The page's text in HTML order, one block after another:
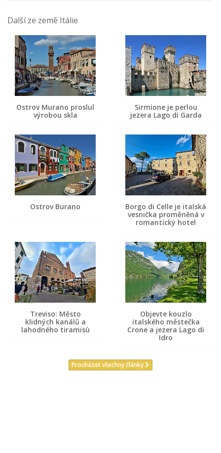
Další ze země Itálie
Ostrov Murano proslul
výrobou skla
Sirmione je perlou
jezera Lago di Garda
Ostrov Burano
Borgo di Celle je italská
vesnička proměněná v
romantický hotel
Treviso: Město
klidných kanálů a
lahodného tiramisù
Objevte kouzlo
italského městečka
Crone a jezera Lago di
Idro
Procházet všechny články